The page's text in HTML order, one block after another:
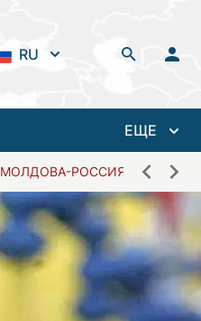
RU
ЕЩЕ
МОЛДОВА-РОССИЯ